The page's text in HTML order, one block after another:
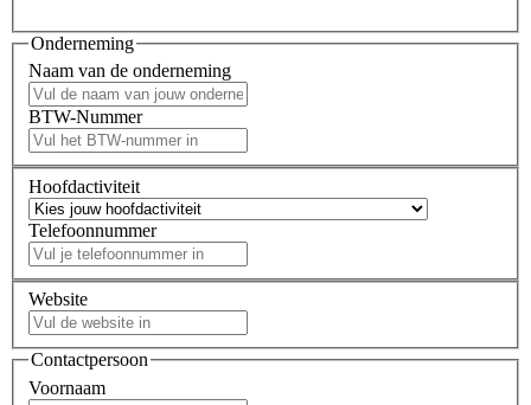
Onderneming
Naam van de onderneming
BTW-Nummer
Hoofdactiviteit
Telefoonnummer
Website
Contactpersoon
Voornaam